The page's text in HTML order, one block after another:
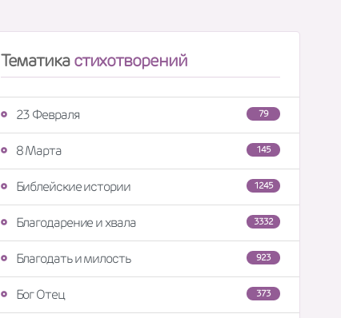
Тематикастихотворений
79
23 Февраля
145
8 Марта
1245
Библейские истории
3332
Благодарение и хвала
923
Благодать и милость
373
Бог Отец